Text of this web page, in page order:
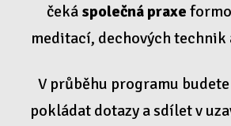
čeká společná praxe
meditací, dechových technik
V průběhu programu
pokládat dotazy a sdílet v